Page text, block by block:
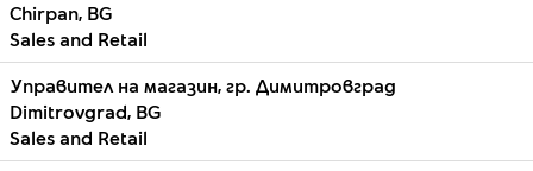
Chirpan, BG
Sales and Retail
Управител на магазин, гр. Димитровград
Dimitrovgrad, BG
Sales and Retail